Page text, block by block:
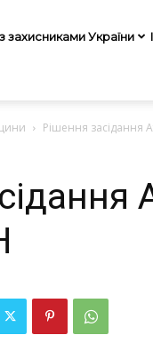
захисниками України
Рішення засідання